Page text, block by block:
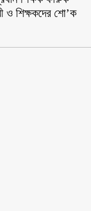
ও শিক্ষকদের শো’ক